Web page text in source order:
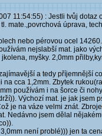
11:54:55) : Jestli tvůj
mate.,povrchová úprava,
nebo pérovou ocel 14260.
nejslabší mat. jako
myšky. 2,0mm
a tedy příjemnější
na cca 1,2mm. Zbytek
používám i na šorce či
Výchozí mat. je jak jsem
je na váze velmi znát.
Nedávno jsem dělal
není problé))) jen ta